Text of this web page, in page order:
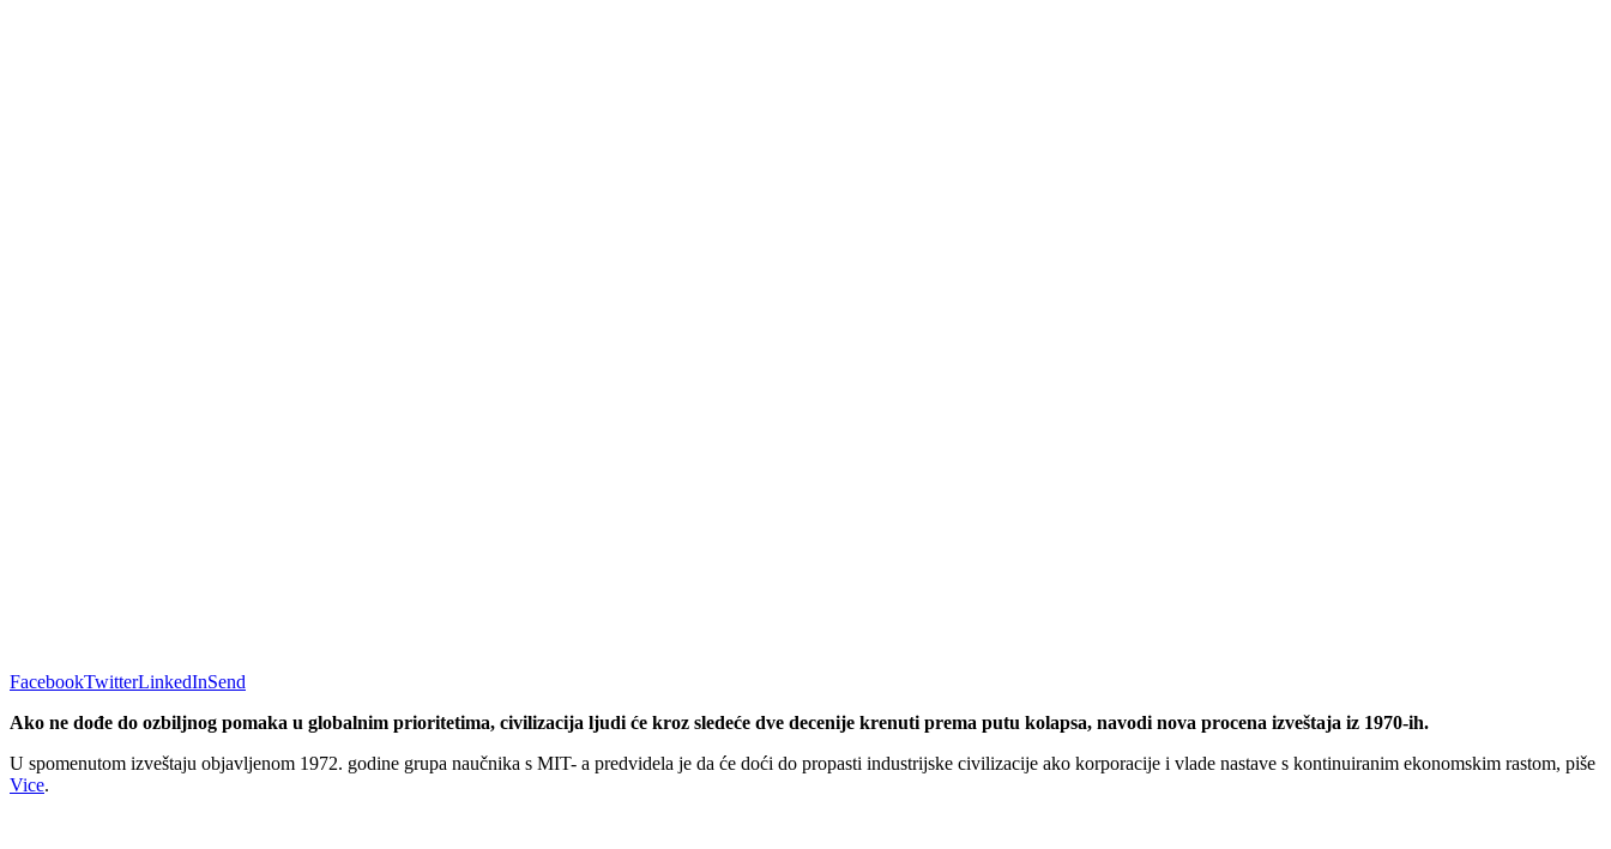
FacebookTwitterLinkedInSend
Ako ne dođe do ozbiljnog pomaka u globalnim prioritetima, civilizacija ljudi će kroz sledeće dve decenije krenuti prema putu kolapsa, navodi nova procena izveštaja iz 1970-ih.
U spomenutom izveštaju objavljenom 1972. godine grupa naučnika s MIT- a predvidela je da će doći do propasti industrijske civilizacije ako korporacije i vlade nastave s kontinuiranim ekonomskim rastom, piše
Vice.